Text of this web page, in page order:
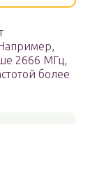
2666 МГц,
более